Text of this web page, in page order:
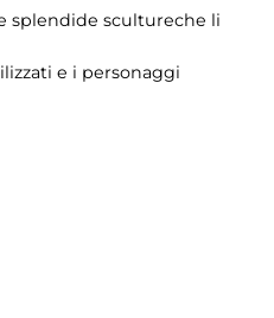
splendide scultureche li
e i personaggi